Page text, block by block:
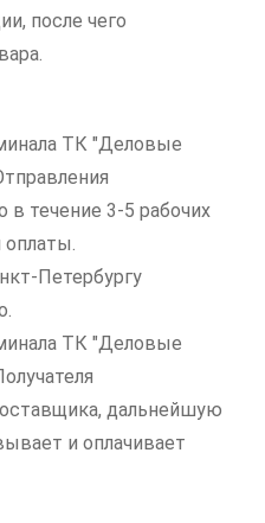
после чего
ТК "Деловые
в течение 3-5 рабочих
оплаты.
Петербургу
ТК "Деловые
дальнейшую
и оплачивает